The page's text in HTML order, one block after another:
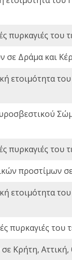
πυρκαγιές
σε Δράμα και
ετοιμότητα
πυρκαγιές
προστίμων
ετοιμότητα
πυρκαγιές
Κρήτη,